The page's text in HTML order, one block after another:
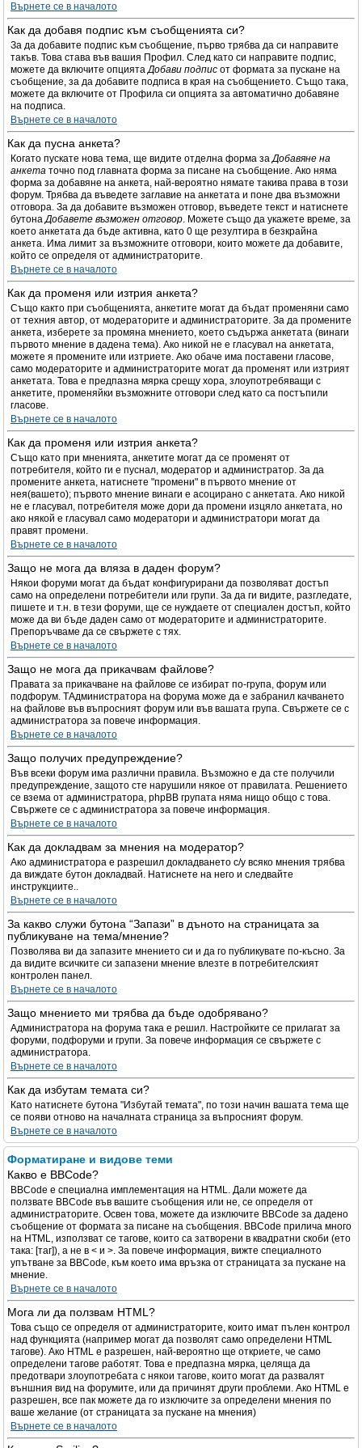
Върнете се в началото
Как да добавя подпис към съобщенията си?
За да добавите подпис към съобщение, първо трябва да си направите
такъв. Това става във вашия Профил. След като си направите подпис,
можете да включите опциятаДобави подпис от формата за пускане на
съобщение, за да добавите подписа в края на съобщението. Също така,
можете да включите от Профила си опцията за автоматично добавяне
на подписа.
Върнете се в началото
Как да пусна анкета?
Когато пускате нова тема, ще видите отделна форма заДобавяне на
анкета точно под главната форма за писане на съобщение. Ако няма
форма за добавяне на анкета, най-вероятно нямате такива права в този
форум. Трябва да въведете заглавие на анкетата и поне два възможни
отговора. За да добавите възможен отговор, въведете текст и натиснете
бутонаДобавете възможен отговор. Можете също да укажете време, за
което анкетата да бъде активна, като 0 ще резултира в безкрайна
анкета. Има лимит за възможните отговори, които можете да добавите,
който се определя от администраторите.
Върнете се в началото
Как да променя или изтрия анкета?
Също както при съобщенията, анкетите могат да бъдат променяни само
от техния автор, от модераторите и администраторите. За да промените
анкета, изберете за промяна мнението, което съдържа анкетата (винаги
първото мнение в дадена тема). Ако никой не е гласувал на анкетата,
можете я промените или изтриете. Ако обаче има поставени гласове,
само модераторите и администраторите могат да променят или изтрият
анкетата. Това е предпазна мярка срещу хора, злоупотребяващи с
анкетите, променяйки възможните отговори след като са постъпили
гласове.
Върнете се в началото
Как да променя или изтрия анкета?
Също като при мненията, анкетите могат да се променят от
потребителя, който ги е пуснал, модератор и администратор. За да
промените анкета, натиснете "промени" в първото мнение от
нея(вашето); първото мнение винаги е асоцирано с анкетата. Ако никой
не е гласувал, потребителя може дори да промени изцяло анкетата, но
ако някой е гласувал само модератори и администратори могат да
правят промени.
Върнете се в началото
Защо не мога да вляза в даден форум?
Някои форуми могат да бъдат конфигурирани да позволяват достъп
само на определени потребители или групи. За да ги видите, разгледате,
пишете и т.н. в тези форуми, ще се нуждаете от специален достъп, който
може да ви бъде даден само от модераторите и администраторите.
Препоръчваме да се свържете с тях.
Върнете се в началото
Защо не мога да прикачвам файлове?
Правата за прикачване на файлове се избират по-група, форум или
подфорум. TАдминистратора на форума може да е забранил качването
на файлове във въпросният форум или във вашата група. Свържете се с
администратора за повече информация.
Върнете се в началото
Защо получих предупреждение?
Във всеки форум има различни правила. Възможно е да сте получили
предупреждение, защото сте нарушили някое от правилата. Решението
се взема от администратора, phpBB групата няма нищо общо с това.
Свържете се с администратора за повече информация.
Върнете се в началото
Как да докладвам за мнения на модератор?
Ако администратора е разрешил докладването с/у всяко мнения трябва
да виждате бутон докладвай. Натиснете на него и следвайте
инструкциите..
Върнете се в началото
За какво служи бутона “Запази” в дъното на страницата за
публикуване на тема/мнение?
Позволява ви да запазите мнението си и да го публикувате по-късно. За
да видите всичките си запазени мнение влезте в потребителският
контролен панел.
Върнете се в началото
Защо мнението ми трябва да бъде одобрявано?
Администратора на форума така е решил. Настройките се прилагат за
форуми, подфоруми и групи. За повече информация се свържете с
администратора.
Върнете се в началото
Как да избутам темата си?
Като натиснете бутона "Избутай темата", по този начин вашата тема ще
се появи отново на началната страница за въпросният форум.
Върнете се в началото
Форматиране и видове теми
Какво е BBCode?
BBCode е специална имплементация на HTML. Дали можете да
ползвате BBCode във вашите съобщения или не, се определя от
администраторите. Освен това, можете да изключите BBCode за дадено
съобщение от формата за писане на съобщения. BBCode прилича много
на HTML, използват се тагове, които са затворени в квадратни скоби (ето
така: [таг]), а не в < и >. За повече информация, вижте специалното
упътване за BBCode, към което има връзка от страницата за пускане на
мнение.
Върнете се в началото
Мога ли да ползвам HTML?
Това също се определя от администраторите, които имат пълен контрол
над функцията (например могат да позволят само определени HTML
тагове). Ако HTML е разрешен, най-вероятно ще откриете, че само
определени тагове работят. Това е предпазна мярка, целяща да
предотвари злоупотребата с някои тагове, които могат да развалят
външния вид на форумите, или да причинят други проблеми. Ако HTML е
разрешен, все пак можете да го изключите за определени мнения по
ваше желание (от страницата за пускане на мнения)
Върнете се в началото